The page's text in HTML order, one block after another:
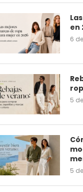
en
6
5
5